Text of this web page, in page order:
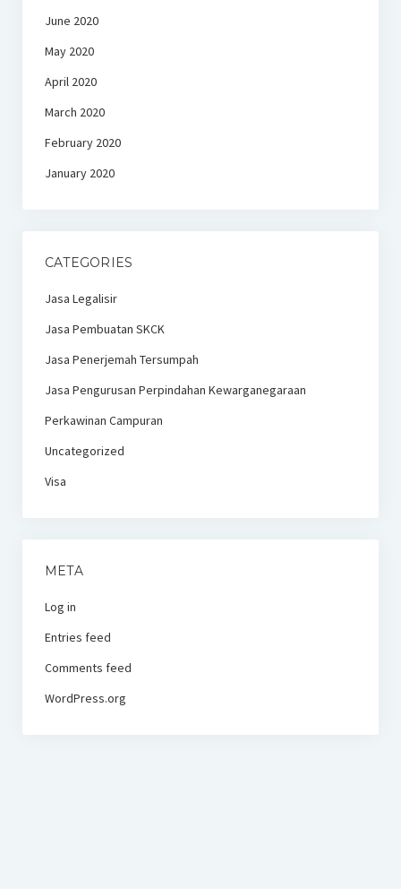
June 2020
May 2020
April 2020
March 2020
February 2020
January 2020
CATEGORIES
Jasa Legalisir
Jasa Pembuatan SKCK
Jasa Penerjemah Tersumpah
Jasa Pengurusan Perpindahan Kewarganegaraan
Perkawinan Campuran
Uncategorized
Visa
META
Log in
Entries feed
Comments feed
WordPress.org